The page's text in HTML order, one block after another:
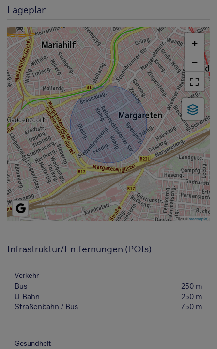
Lageplan
+
−
Tiles ©basemap.at
Infrastruktur/Entfernungen (POIs)
Verkehr
Bus
250 m
U-Bahn
250 m
Straßenbahn / Bus
750 m
Gesundheit